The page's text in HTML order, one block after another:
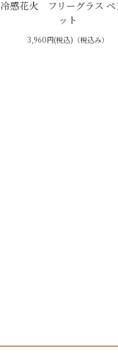
冷感花火 フリーグラス ペ
ット
3,960円(税込)（税込み）